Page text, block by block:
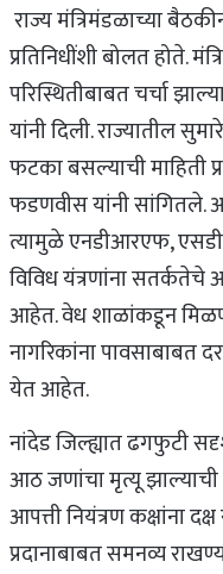
राज्य मंत्रिमंडळाच्या
प्रतिनिधींशी बोलत होते.
परिस्थितीबाबत चर्चा
यांनी दिली. राज्यातील
फटका बसल्याची माहिती
फडणवीस यांनी सांगितले.
त्यामुळे एनडीआरएफ,
विविध यंत्रणांना
आहेत. वेध शाळांकडून
नागरिकांना पावसाबाबत
येत आहेत.
नांदेड जिल्ह्यात ढगफुटी
आठ जणांचा मृत्यू झाल्याची
आपत्ती नियंत्रण कक्षांना
प्रदानाबाबत समनव्य